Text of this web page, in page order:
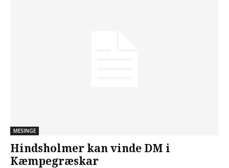
MESINGE
Hindsholmer kan vinde DM i
Kæmpegræskar